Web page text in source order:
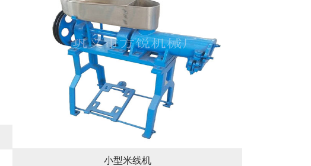
小型米线机